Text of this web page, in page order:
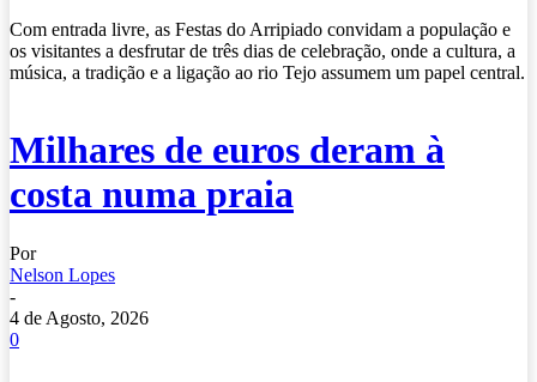
Com entrada livre, as Festas do Arripiado convidam a população e
os visitantes a desfrutar de três dias de celebração, onde a cultura, a
música, a tradição e a ligação ao rio Tejo assumem um papel central.
Milhares de euros deram à
costa numa praia
Por
Nelson Lopes
-
4 de Agosto, 2026
0